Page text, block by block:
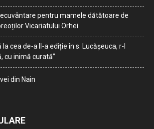
pentru mamele dătătoare de
Vicariatului Orhei
cea de-a II-a ediție în s. Lucășeuca, r-l
cu inimă curată”
din Nain